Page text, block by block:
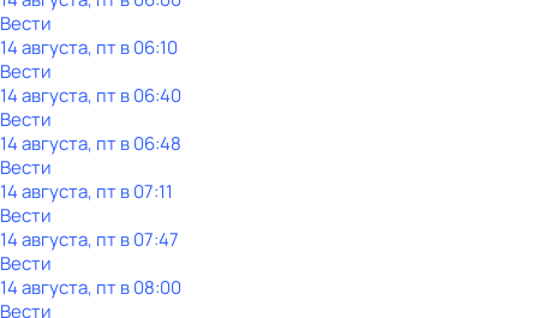
Вести
14 августа, пт в 06:10
Вести
14 августа, пт в 06:40
Вести
14 августа, пт в 06:48
Вести
14 августа, пт в 07:11
Вести
14 августа, пт в 07:47
Вести
14 августа, пт в 08:00
Вести